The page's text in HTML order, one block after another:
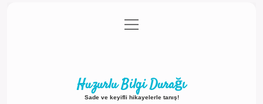
Gizlilik Politikası
menüyü
aç
Huzurlu Bilgi Durağı
Sade ve keyifli hikayelerle tanış!